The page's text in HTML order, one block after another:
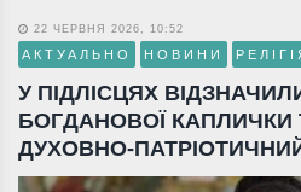
22 ЧЕРВНЯ 2026, 10:52
АКТУАЛЬНО НОВИНИ
У ПІДЛІСЦЯХ
БОГДАНОВОЇ КАПЛИЧКИ
ДУХОВНО-